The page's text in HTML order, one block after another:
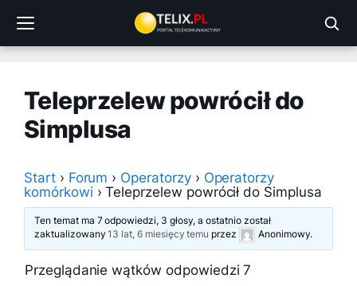
treści
Teleprzelew powrócił do
Simplusa
Start › Forum › Operatorzy › Operatorzy
komórkowi › Teleprzelew powrócił do Simplusa
Ten temat ma 7 odpowiedzi, 3 głosy, a ostatnio został
zaktualizowany13 lat, 6 miesięcy temu przez Anonimowy.
Przeglądanie wątków odpowiedzi 7